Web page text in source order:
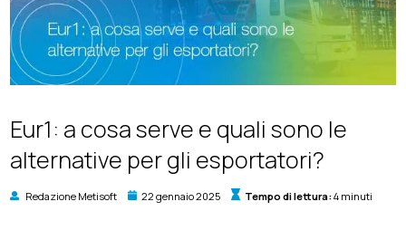
Eur1: a cosa serve e quali sono le
alternative per gli esportatori?
Redazione Metisoft 22 gennaio 2025 Tempo di lettura:4 minuti